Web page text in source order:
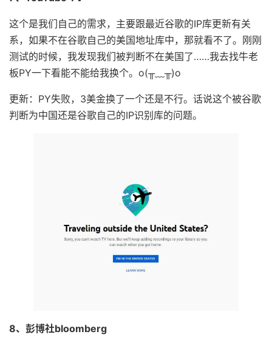
这个是我们自己的需求，主要跟最近谷歌的IP库更新有关
系，如果不在谷歌自己的美国地址库中，那就看不了。刚刚
测试的时候，我发现我们被判断不在美国了……我去找牛老
板PY一下看能不能给我换个。o(╥﹏╥)o
更新：PY失败，3美金换了一个还是不行。话说这个被谷歌
判断为中国还是谷歌自己的IP识别库的问题。
8、彭博社bloomberg